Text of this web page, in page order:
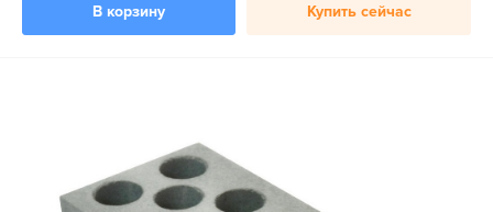
В корзину Купить сейчас